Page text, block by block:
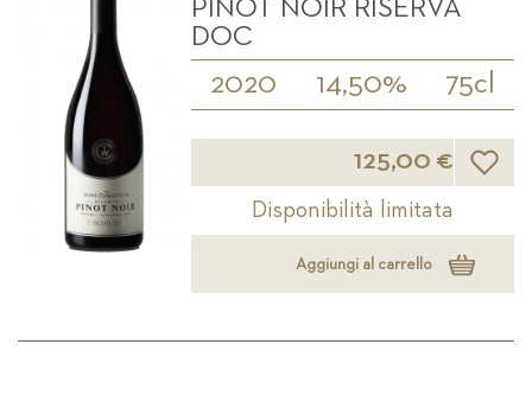
PINOT NOIR RISERVA
DOC
2020 14,50% 75cl
125,00 € Lista
Disponibilità limitata
Aggiungi al carrello